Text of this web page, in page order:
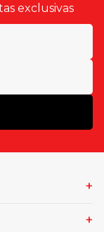
exclusivas